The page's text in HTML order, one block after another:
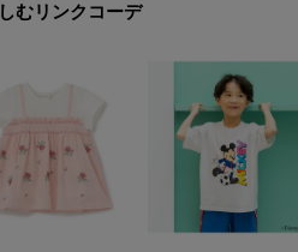
むリンクコーデ